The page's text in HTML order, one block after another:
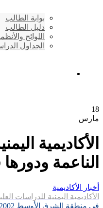
بوابة الطالب
دليل الطالب
اللوائح
الجداول
18
مارس
الأكاديمية
الناعمة ودورها
أخبار الأكاديمية
الأكاديمية اليمنية للدراسات
في منطقة الشرق الأوسط 2019/2002م”